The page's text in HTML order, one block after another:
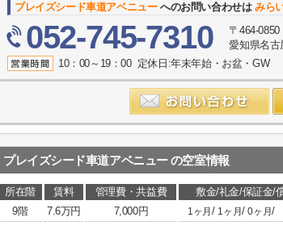
プレイズシード車道アベニューへのお問い合わせはみら
052-745-7310
〒464-0850
愛知県名古
10：00～19：00 定休日:年末年始・お盆・GW
プレイズシード車道アベニューの空室情報
所在階 賃料 管理費・共益費 敷金/礼金/保証金/
9階
7.6万円 7,000円 1ヶ月/ 1ヶ月/0ヶ月/